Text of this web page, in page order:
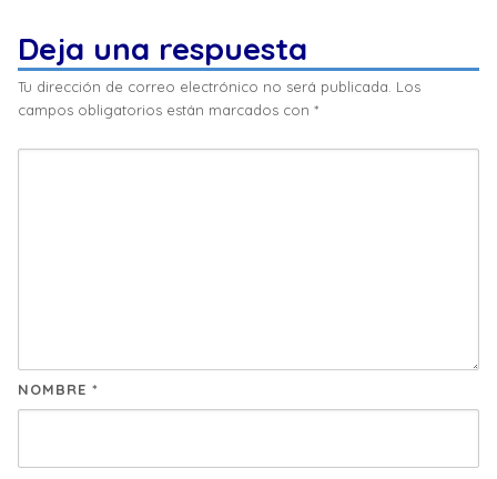
Deja una respuesta
Tu dirección de correo electrónico no será publicada. Los
campos obligatorios están marcados con *
NOMBRE *